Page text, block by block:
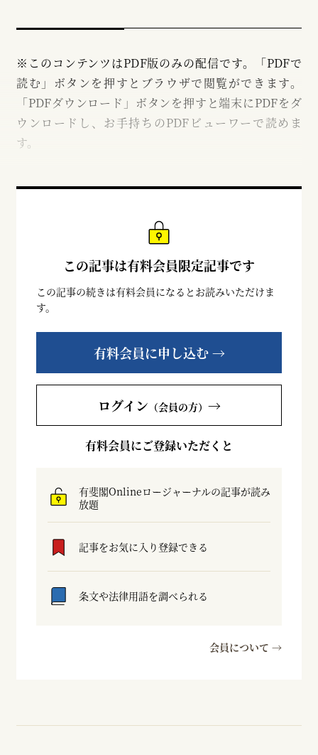
※このコンテンツはPDF版のみの配信です。「PDFで
読む」ボタンを押すとブラウザで閲覧ができます。
「PDFダウンロード」ボタンを押すと端末にPDFをダ
ウンロードし、お手持ちのPDFビューワーで読めま
す。
この記事は有料会員限定記事です
この記事の続きは有料会員になるとお読みいただけま
す。
有料会員に申し込む →
ログイン （会員の方） →
有料会員にご登録いただくと
有斐閣Onlineロージャーナルの記事が読み
放題
記事をお気に入り登録できる
条文や法律用語を調べられる
会員について →